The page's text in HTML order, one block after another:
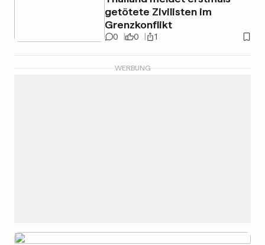
getötete Zivilisten im
Grenzkonflikt
0 0 1
WERBUNG